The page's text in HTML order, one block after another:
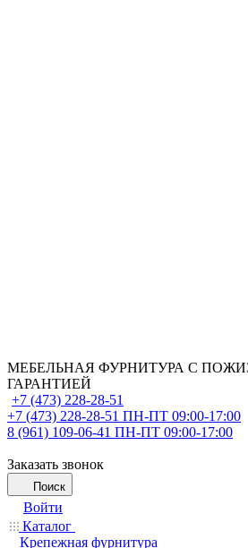
МЕБЕЛЬНАЯ ФУРНИТУРА С
ГАРАНТИЕЙ
+7 (473) 228-28-51
+7 (473) 228-28-51 ПН-ПТ 09:00-17:00
8 (961) 109-06-41 ПН-ПТ 09:00-17:00
Заказать звонок
Поиск
Войти
Каталог
Крепежная фурнитура